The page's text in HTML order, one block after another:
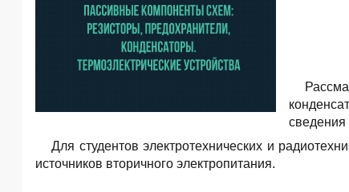
сведения
Для студентов электротехнических и
источников вторичного электропитания.